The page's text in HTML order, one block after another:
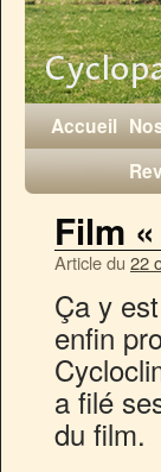
Accueil
Film
Article du 22
Ça y
enfin
a filé
du film.